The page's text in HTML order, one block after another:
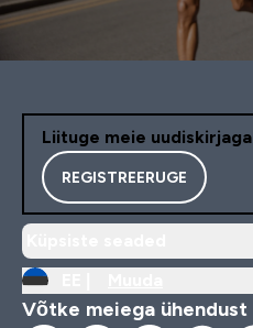
Liituge meie uudiskirjaga
REGISTREERUGE
Võtke meiega ühendust